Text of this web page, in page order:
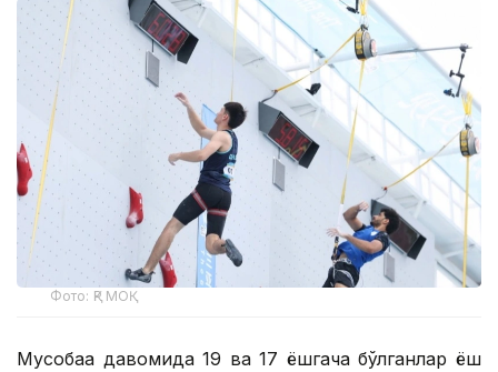
Фото: ҚР МОҚ
Мусобақа давомида 19 ва 17 ёшгача бўлганлар ёш